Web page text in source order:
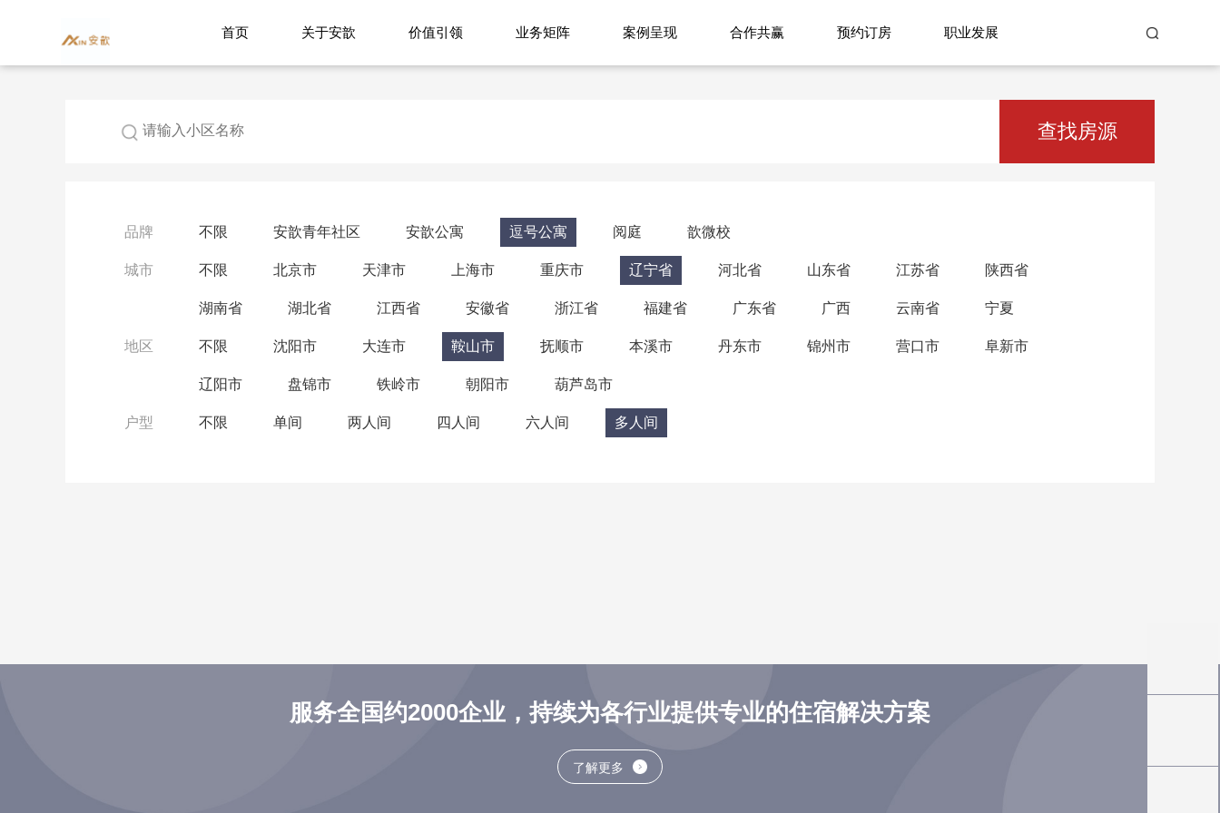
首页 关于安歆 价值引领 业务矩阵 案例呈现 合作共赢 预约订房 职业发展
查找房源
品牌 不限 安歆青年社区 安歆公寓 逗号公寓 阅庭 歆微校
城市 不限 北京市 天津市 上海市 重庆市 辽宁省 河北省 山东省 江苏省 陕西省
湖南省 湖北省 江西省 安徽省 浙江省 福建省 广东省 广西 云南省 宁夏
地区 不限 沈阳市 大连市 鞍山市 抚顺市 本溪市 丹东市 锦州市 营口市 阜新市
辽阳市 盘锦市 铁岭市 朝阳市 葫芦岛市
户型 不限 单间 两人间 四人间 六人间 多人间
服务全国约2000企业，持续为各行业提供专业的住宿解决方案
了解更多